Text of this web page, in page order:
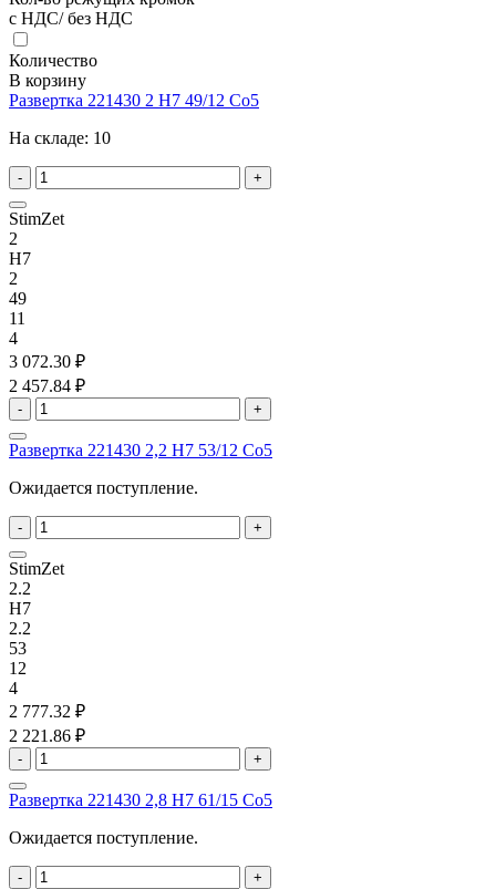
с НДС/ без НДС
Количество
В корзину
Развертка 221430 2 H7 49/12 Co5
На складе: 10
- +
StimZet
2
H7
2
49
11
4
3 072.30 ₽
2 457.84 ₽
- +
Развертка 221430 2,2 H7 53/12 Co5
Ожидается поступление.
- +
StimZet
2.2
H7
2.2
53
12
4
2 777.32 ₽
2 221.86 ₽
- +
Развертка 221430 2,8 H7 61/15 Co5
Ожидается поступление.
- +